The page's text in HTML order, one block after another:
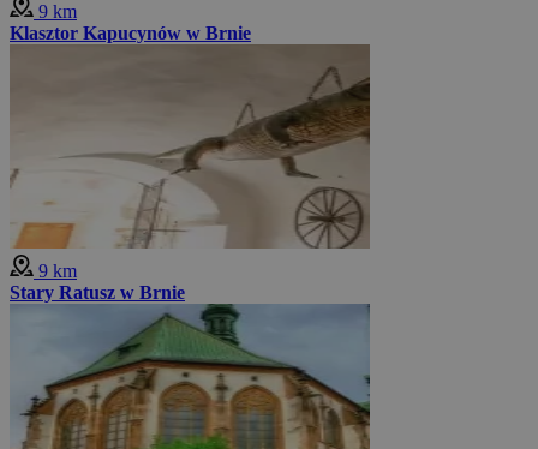
9 km
Klasztor Kapucynów w Brnie
9 km
Stary Ratusz w Brnie